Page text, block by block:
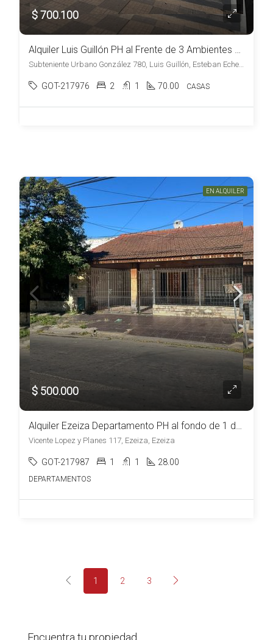
$ 700.100
Alquiler Luis Guillón PH al Frente de 3 Ambientes Refaccionado a Nuevo sin Cochera
Subteniente Urbano González 780, Luis Guillón, Esteban Echeverría
GOT-217976 2 1 70.00 CASAS
EN ALQUILER
$ 500.000
Alquiler Ezeiza Departamento PH al fondo de 1 dormitorio patio y parrilla
Vicente Lopez y Planes 117, Ezeiza, Ezeiza
GOT-217987 1 1 28.00
DEPARTAMENTOS
1 2 3
Encuentra tu propiedad